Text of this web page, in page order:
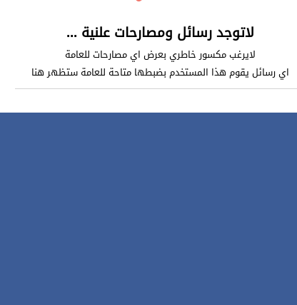
لاتوجد رسائل ومصارحات علنية ...
لايرغب مكسور خاطري بعرض اي مصارحات للعامة
اي رسائل يقوم هذا المستخدم بضبطها متاحة للعامة ستظهر هنا